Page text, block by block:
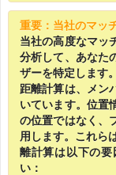
重要：当社のマッ
当社の高度なマッ
分析して、あなた
ザーを特定します。
距離計算は、メン
いています。位置
の位置ではなく、
用します。これら
離計算は以下の
い：